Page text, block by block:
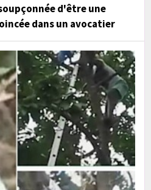
d'être une
dans un avocatier